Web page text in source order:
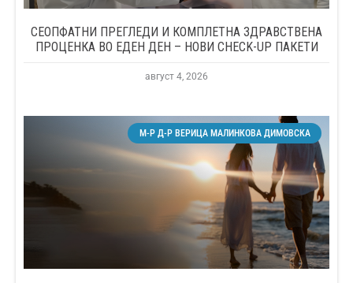
СЕОПФАТНИ ПРЕГЛЕДИ И КОМПЛЕТНА ЗДРАВСТВЕНА
ПРОЦЕНКА ВО ЕДЕН ДЕН – НОВИ CHECK-UP ПАКЕТИ
август 4, 2026
М-Р Д-Р ВЕРИЦА МАЛИНКОВА ДИМОВСКА